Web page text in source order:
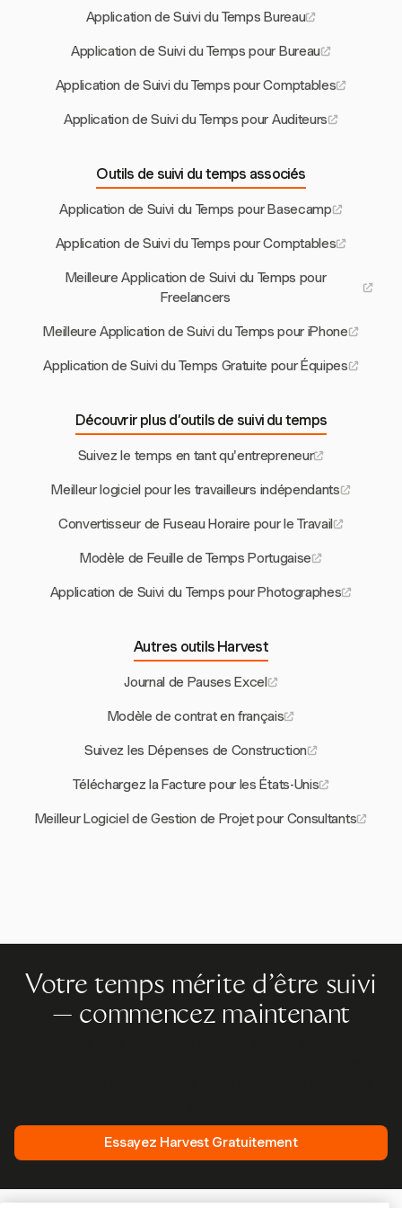
Application de Suivi du Temps Bureau
Application de Suivi du Temps pour Bureau
Application de Suivi du Temps pour Comptables
Application de Suivi du Temps pour Auditeurs
Outils de suivi du temps associés
Application de Suivi du Temps pour Basecamp
Application de Suivi du Temps pour Comptables
Meilleure Application de Suivi du Temps pour
Freelancers
Meilleure Application de Suivi du Temps pour iPhone
Application de Suivi du Temps Gratuite pour Équipes
Découvrir plus d’outils de suivi du temps
Suivez le temps en tant qu'entrepreneur
Meilleur logiciel pour les travailleurs indépendants
Convertisseur de Fuseau Horaire pour le Travail
Modèle de Feuille de Temps Portugaise
Application de Suivi du Temps pour Photographes
Autres outils Harvest
Journal de Pauses Excel
Modèle de contrat en français
Suivez les Dépenses de Construction
Téléchargez la Facture pour les États-Unis
Meilleur Logiciel de Gestion de Projet pour Consultants
Votre temps mérite d'être suivi
— commencez maintenant
Essayez Harvest Gratuitement